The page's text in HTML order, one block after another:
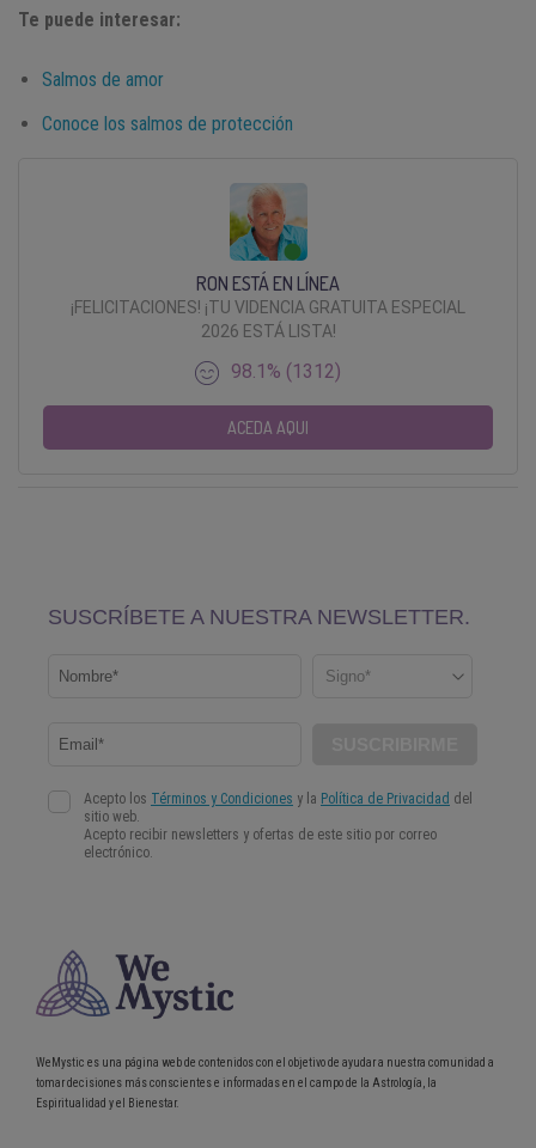
Te puede interesar:
Salmos de amor
Conoce los salmos de protección
RON ESTÁ EN LÍNEA
¡FELICITACIONES! ¡TU VIDENCIA GRATUITA ESPECIAL
2026 ESTÁ LISTA!
98.1% (1312)
ACEDA AQUI
WeMystic es una página web de contenidos con el objetivo de ayudar a nuestra comunidad a
tomar decisiones más conscientes e informadas en el campo de la Astrología, la
Espiritualidad y el Bienestar.